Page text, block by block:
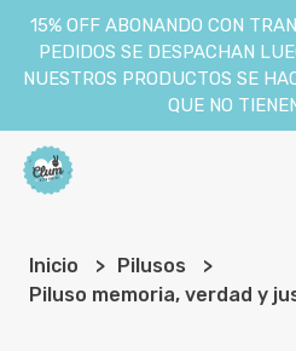
15% OFF ABONANDO CON
PEDIDOS SE DESPACHAN
NUESTROS PRODUCTOS SE
QUE NO
Inicio
Pilusos
Piluso memoria, verdad y